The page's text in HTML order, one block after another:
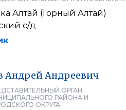
Алтай (Горный Алтай)
с/д
АндрейАндреевич
ОРГАН
РАЙОНА И
ОКРУГА